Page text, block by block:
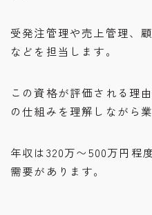
受発注管理や売上管理、
などを担当します。
この資格が評価される理
の仕組みを理解しながら
年収は320万〜500万円程
需要があります。